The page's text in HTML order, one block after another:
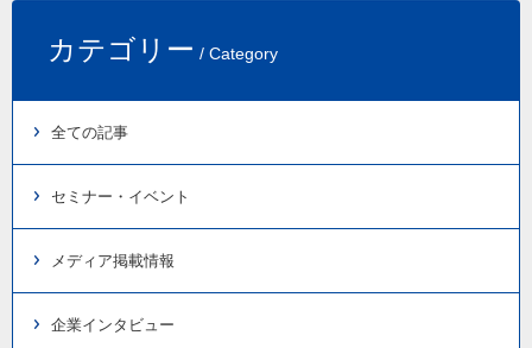
カテゴリー / Category
全ての記事
セミナー・イベント
メディア掲載情報
企業インタビュー